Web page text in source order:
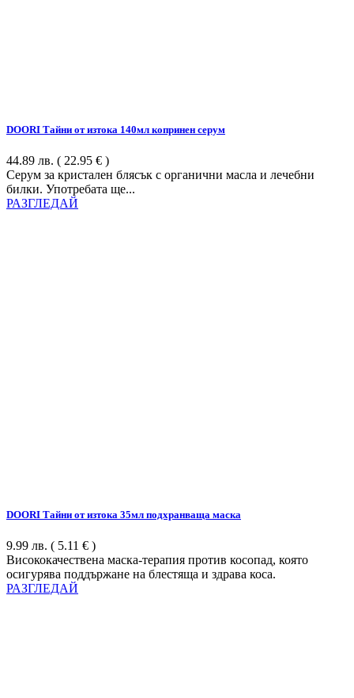
DOORI Тайни от изтока 140мл копринен серум
44.89 лв. ( 22.95 € )
Серум за кристален блясък с органични масла и лечебни
билки. Употребата ще...
РАЗГЛЕДАЙ
DOORI Тайни от изтока 35мл подхранваща маска
9.99 лв. ( 5.11 € )
Висококачествена маска-терапия против косопад, която
осигурява поддържане на блестяща и здрава коса.
РАЗГЛЕДАЙ